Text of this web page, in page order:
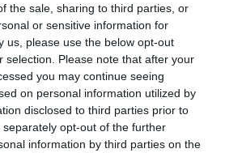
the sale, sharing to third parties, or
or sensitive information for
us, please use the below opt-out
selection. Please note that after your
you may continue seeing
on personal information utilized by
disclosed to third parties prior to
opt-out of the further
information by third parties on the
la Comunidad de Madrid constituirá una
para abordar la situación de los
hospitalario (DH) y determinar cuáles
de dispensación para los pacientes y
de dichas terapias.
de la SEFAC al informe de la
medicamentos biotecnológicos
09/03/2017